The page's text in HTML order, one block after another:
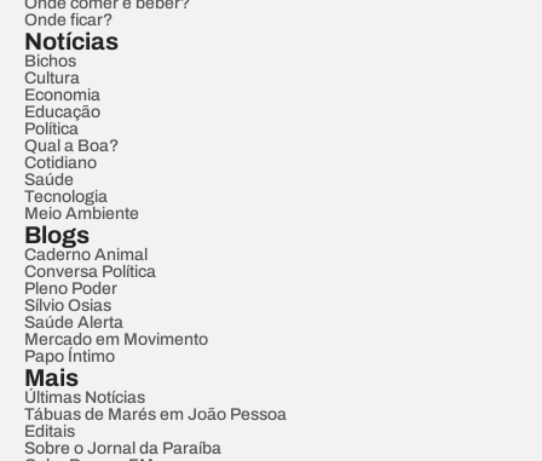
Onde ficar?
Notícias
Bichos
Cultura
Economia
Educação
Política
Qual a Boa?
Cotidiano
Saúde
Tecnologia
Meio Ambiente
Blogs
Caderno Animal
Conversa Política
Pleno Poder
Sílvio Osias
Saúde Alerta
Mercado em Movimento
Papo Íntimo
Mais
Últimas Notícias
Tábuas de Marés em João Pessoa
Editais
Sobre o Jornal da Paraíba